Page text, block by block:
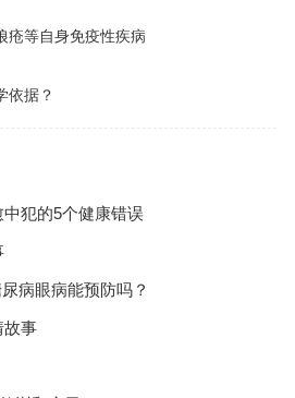
疮等自身免疫性疾病
依据？
犯的5个健康错误
病眼病能预防吗？
故事